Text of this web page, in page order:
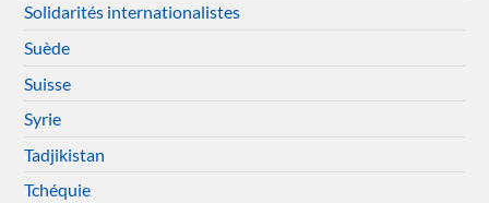
Solidarités internationalistes
Suède
Suisse
Syrie
Tadjikistan
Tchéquie